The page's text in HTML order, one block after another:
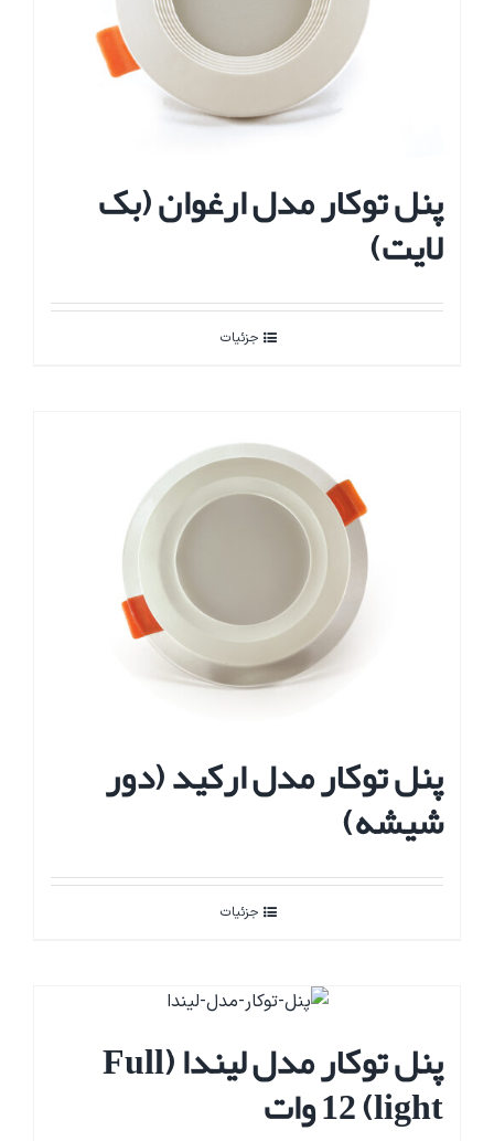
پنل توکار مدل ارغوان (بک
لایت)
جزئیات
پنل توکار مدل ارکید (دور
شیشه)
جزئیات
پنل توکار مدل لیندا (Full
light) 12 وات